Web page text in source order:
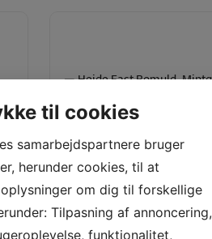
HEIDE FAST BOMULD,
MINTGRØN
til cookies
samarbejdspartnere bruger
herunder cookies, til at
om dig til forskellige
Tilpasning af annoncering,
funktionalitet,